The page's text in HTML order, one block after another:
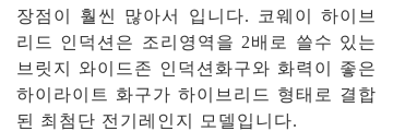
장점이 훨씬 많아서 입니다. 코웨이 하이브
리드 인덕션은 조리영역을 2배로 쓸수 있는
브릿지 와이드존 인덕션화구와 화력이 좋은
하이라이트 화구가 하이브리드 형태로 결합
된 최첨단 전기레인지 모델입니다.